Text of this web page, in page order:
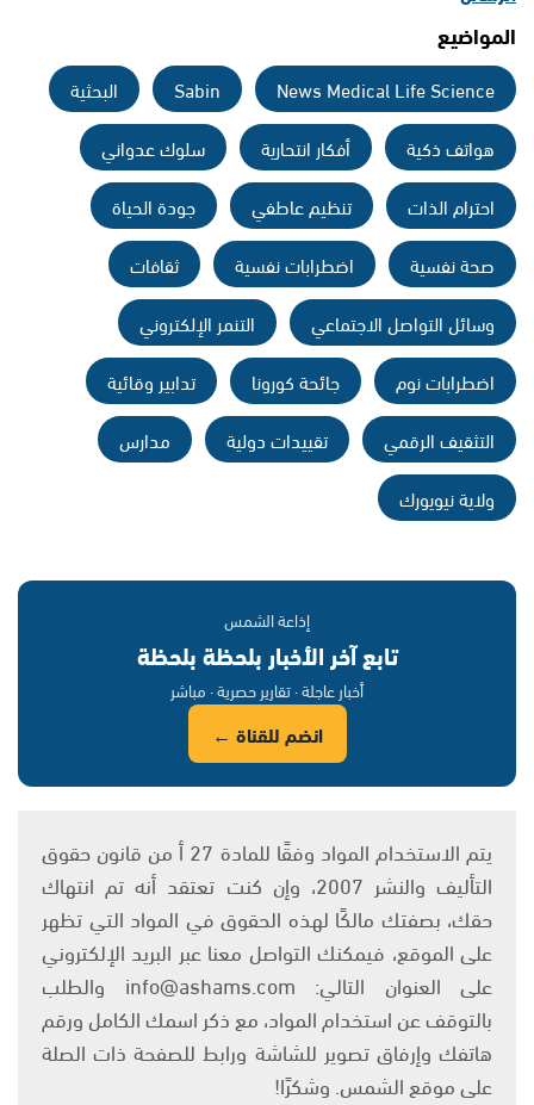
المواضيع
News Medical Life Science
Sabin
البحثية
هواتف ذكية
أفكار انتحارية
سلوك عدواني
احترام الذات
تنظيم عاطفي
جودة الحياة
صحة نفسية
اضطرابات نفسية
ثقافات
وسائل التواصل الاجتماعي
التنمر الإلكتروني
اضطرابات نوم
جائحة كورونا
تدابير وقائية
التثقيف الرقمي
تقييدات دولية
مدارس
ولاية نيويورك
إذاعة الشمس
تابع آخر الأخبار بلحظة بلحظة
أخبار عاجلة · تقارير حصرية · مباشر
انضم للقناة ←
يتم الاستخدام المواد وفقًا للمادة 27 أ من قانون حقوق
التأليف والنشر 2007، وإن كنت تعتقد أنه تم انتهاك
حقك، بصفتك مالكًا لهذه الحقوق في المواد التي تظهر
على الموقع، فيمكنك التواصل معنا عبر البريد الإلكتروني
على العنوان التالي: info@ashams.com والطلب
بالتوقف عن استخدام المواد، مع ذكر اسمك الكامل ورقم
هاتفك وإرفاق تصوير للشاشة ورابط للصفحة ذات الصلة
على موقع الشمس. وشكرًا!